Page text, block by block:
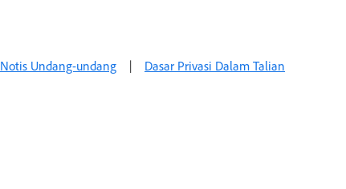
Notis Undang-undang | Dasar Privasi Dalam Talian